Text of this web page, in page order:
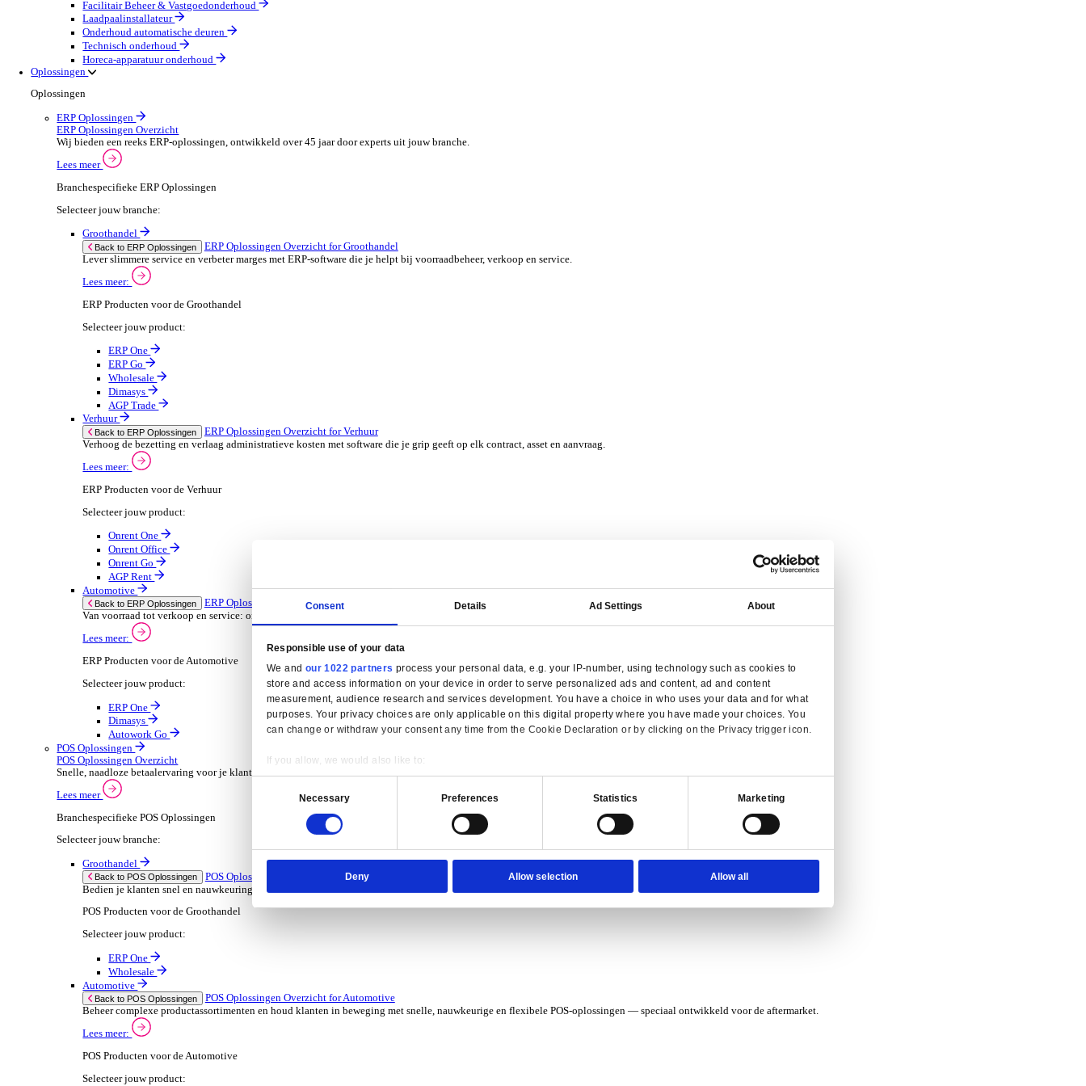
Machines & Gereedschap
Field Service
Field Service Overzicht
Stroomlijn je processen, neem betere beslissingen en geef je team een boost met een alles-in-één field service platform.
Selecteer jouw branche:
Brandbeveiliging & Brandveiligheid
Waterhygiëne en behandeling
Sanitair- en verwarming
Beveiligingsinstallateur
Elektrotechnische installateur
Medische apparatuur onderhoud
Lift- en roltraponderhoud
Facilitair Beheer & Vastgoedonderhoud
Onderhoud automatische deuren
Technisch onderhoud
Horeca-apparatuur onderhoud
Oplossingen
Oplossingen
ERP Oplossingen
ERP Oplossingen Overzicht
Wij bieden een reeks ERP-oplossingen, ontwikkeld over 45 jaar door experts uit jouw branche.
Branchespecifieke ERP Oplossingen
Selecteer jouw branche:
Groothandel
Back to ERP Oplossingen
Lever slimmere service en verbeter marges met ERP-software die je helpt bij voorraadbeheer, verkoop en service.
Lees meer:
ERP Producten voor de Groothandel
Selecteer jouw product:
ERP One
ERP Go
Wholesale
Dimasys
AGP Trade
Verhuur
Back to ERP Oplossingen
ERP Oplossingen Overzicht for Verhuur
Verhoog de bezetting en verlaag administratieve kosten met software die je grip geeft op elk contract, asset en aanvraag.
Lees meer:
ERP Producten voor de Verhuur
Selecteer jouw product:
Onrent One
Onrent Office
Onrent Go
AGP Rent
Automotive
Back to ERP Oplossingen
Van voorraad tot verkoop en service: ontdek de ERP-oplossingen die jouw aftermarketbedrijf in topvorm houden.